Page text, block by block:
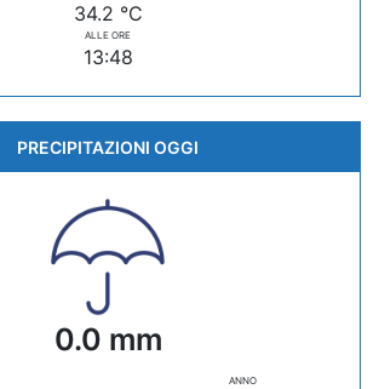
34.2 °C
ALLE ORE
13:48
PRECIPITAZIONI OGGI
0.0 mm
ANNO